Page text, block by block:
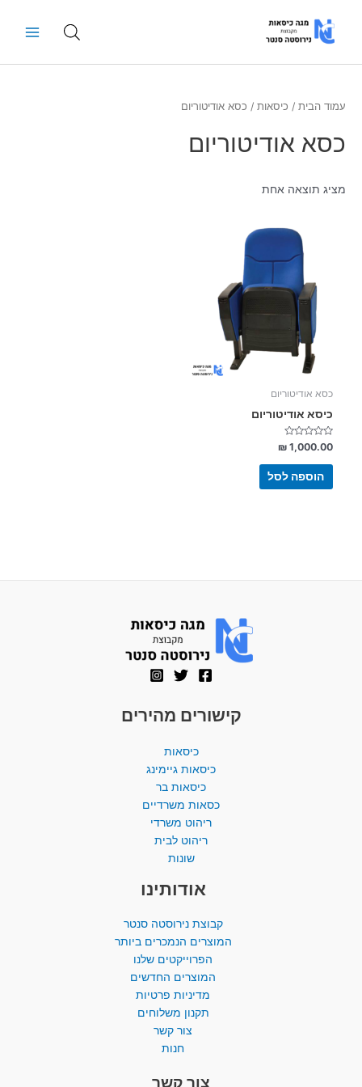
Menu
עמוד הבית / כיסאות / כסא אודיטוריום
כסא אודיטוריום
מציג תוצאה אחת
כסא אודיטוריום
כיסא אודיטוריום
דורג
0
מתוך
₪1,000.00
הוספה לסל
קישורים מהירים
כיסאות
כיסאות גיימינג
כיסאות בר
כסאות משרדיים
ריהוט משרדי
ריהוט לבית
שונות
אודותינו
קבוצת נירוסטה סנטר
המוצרים הנמכרים ביותר​
הפרוייקטים שלנו
המוצרים החדשים
מדיניות פרטיות
תקנון משלוחים
צור קשר
חנות
צור קשר